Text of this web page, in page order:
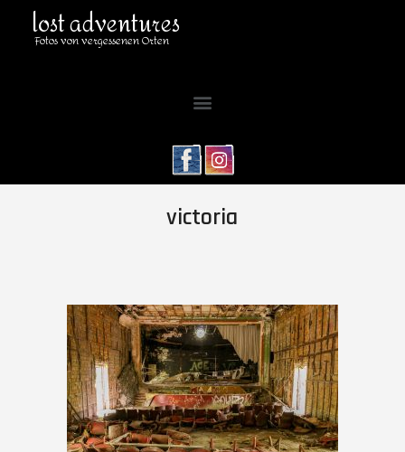
lost adventures
Fotos von vergessenen Orten
victoria